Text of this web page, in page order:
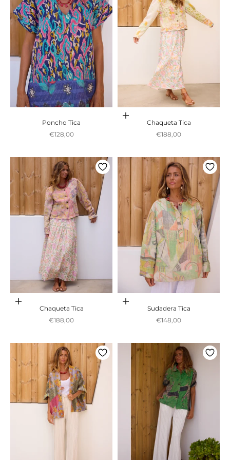
Poncho Tica
Preço promocional
€128,00
Adicionar ao carrinho
Chaqueta Tica
Preço promocional
€188,00
Adicionar ao carrinho
Chaqueta Tica
Preço promocional
€188,00
Adicionar ao carrinho
Sudadera Tica
Preço promocional
€148,00